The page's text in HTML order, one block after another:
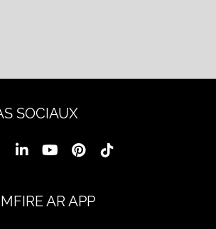
SOCIAUX
AR APP